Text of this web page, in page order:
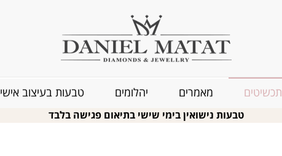
תכשיטים מאמרים יהלומים טבעות בעיצוב אישי
טבעות נישואין בימי שישי בתיאום פגישה בלבד